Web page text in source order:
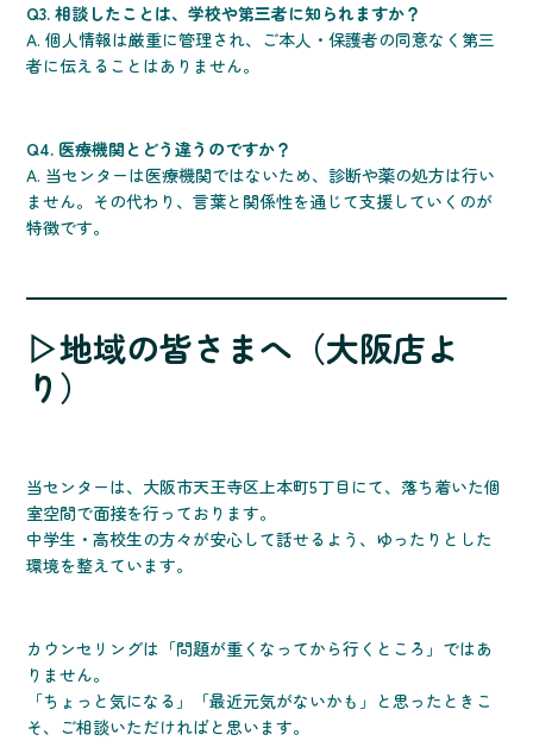
Q3. 相談したことは、学校や第三者に知られますか？
A. 個人情報は厳重に管理され、ご本人・保護者の同意なく第三
者に伝えることはありません。
Q4. 医療機関とどう違うのですか？
A. 当センターは医療機関ではないため、診断や薬の処方は行い
ません。その代わり、言葉と関係性を通じて支援していくのが
特徴です。
▷地域の皆さまへ（大阪店よ
り）
当センターは、大阪市天王寺区上本町5丁目にて、落ち着いた個
室空間で面接を行っております。
中学生・高校生の方々が安心して話せるよう、ゆったりとした
環境を整えています。
カウンセリングは「問題が重くなってから行くところ」ではあ
りません。
「ちょっと気になる」「最近元気がないかも」と思ったときこ
そ、ご相談いただければと思います。